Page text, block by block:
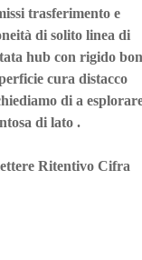
trasferimento e
di solito linea di
hub con rigido
cura distacco
di a
di lato .
Ritentivo Cifra